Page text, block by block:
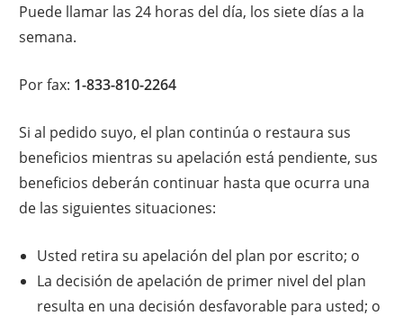
Puede llamar las 24 horas del día, los siete días a la
semana.
Por fax: 1-833-810-2264
Si al pedido suyo, el plan continúa o restaura sus
beneficios mientras su apelación está pendiente, sus
beneficios deberán continuar hasta que ocurra una
de las siguientes situaciones:
Usted retira su apelación del plan por escrito; o
La decisión de apelación de primer nivel del plan
resulta en una decisión desfavorable para usted; o